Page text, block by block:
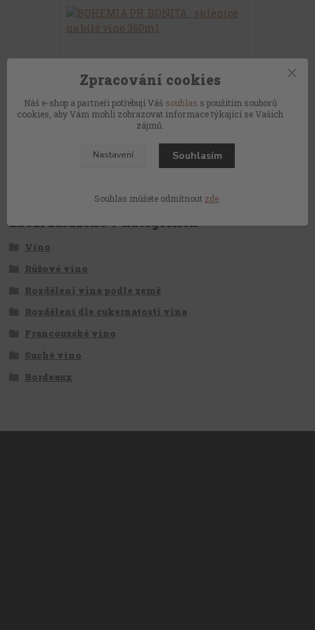
BOHEMIA PR. BONITA - sklenice na bílé
víno 360ml
355 Kč/ ks
293 Kčbez DPH Skladem
Nádoba na
229 Kč
189 Kč
Zboží zařazeno v kategoriích
Víno
Růžové víno
Rozdělení vína podle země
Rozdělení dle cukernatosti vína
Francouzské víno
Suché víno
Bordeaux
Zpracování cookies
Náš e-shop a partneři potřebují Váš souhlas s použitím souborů
cookies, aby Vám mohli zobrazovat informace týkající se Vašich
zájmů.
Nastavení Souhlasím
Souhlas můžete odmítnout zde